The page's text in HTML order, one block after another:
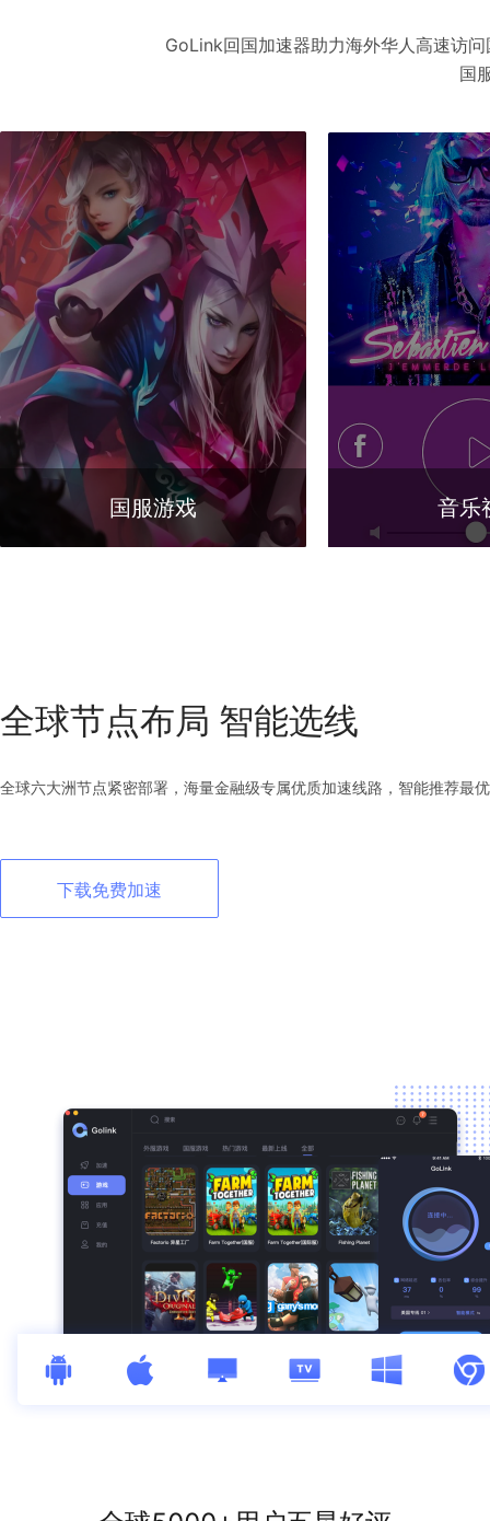
GoLink回国加速器助力海外华人高速访
国
国服游戏 音乐
全球节点布局 智能选线
全球六大洲节点紧密部署，海量金融级专属优质加速线路，智能推荐最
下载免费加速